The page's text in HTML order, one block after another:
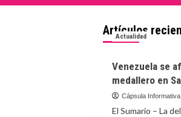
Artículos
Actualidad
Venezuela se
medallero en
Cápsula Informativa
El Sumario – La